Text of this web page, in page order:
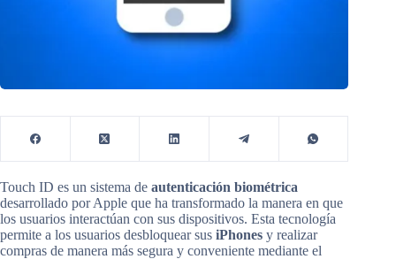
Touch ID es un sistema de autenticación biométrica
desarrollado por Apple que ha transformado la manera en que
los usuarios interactúan con sus dispositivos. Esta tecnología
permite a los usuarios desbloquear sus iPhones y realizar
compras de manera más segura y conveniente mediante el